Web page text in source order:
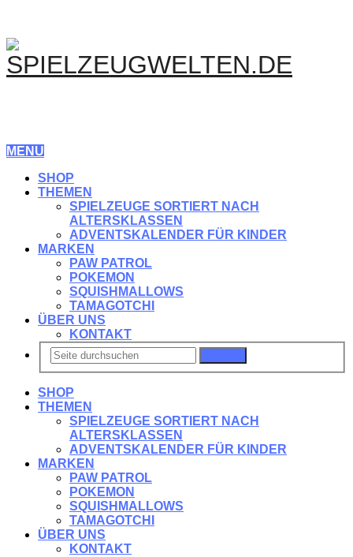
MENU
SHOP
THEMEN
SPIELZEUGE SORTIERT NACH
ALTERSKLASSEN
ADVENTSKALENDER FÜR KINDER
MARKEN
PAW PATROL
POKEMON
SQUISHMALLOWS
TAMAGOTCHI
ÜBER UNS
KONTAKT
SHOP
THEMEN
SPIELZEUGE SORTIERT NACH
ALTERSKLASSEN
ADVENTSKALENDER FÜR KINDER
MARKEN
PAW PATROL
POKEMON
SQUISHMALLOWS
TAMAGOTCHI
ÜBER UNS
KONTAKT